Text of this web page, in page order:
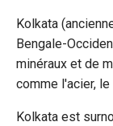
Kolkata
Bengale-
minéraux et de
comme l'acier,
Kolkata est